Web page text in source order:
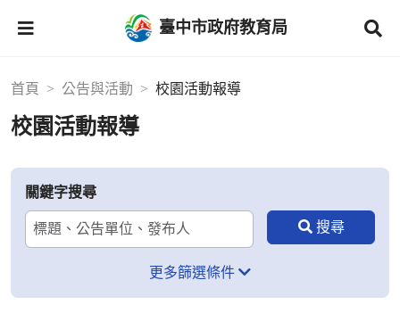
臺中市政府教育局
首頁 公告與活動 校園活動報導
校園活動報導
關鍵字搜尋
更多篩選條件